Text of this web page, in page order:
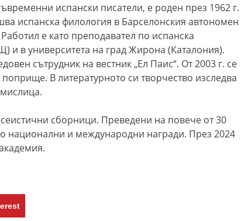
испански писатели, е роден през 1962 г.
испанска филология в Барселонския автономен
е като преподавател по испанска
и в университета на град Жирона (Каталония).
сътрудник на вестник „Ел Паис“. От 2003 г. се
В литературното си творчество изследва
сборници. Преведени на повече от 30
национални и международни награди. През 2024